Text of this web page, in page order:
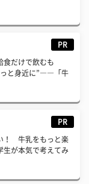
PR
食だけで飲むも
と身近に”――「牛
PR
！ 牛乳をもっと楽
生が本気で考えてみ